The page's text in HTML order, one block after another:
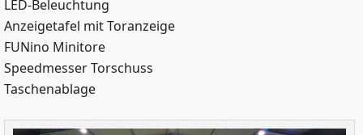
LED-Beleuchtung
Anzeigetafel mit Toranzeige
FUNino Minitore
Speedmesser Torschuss
Taschenablage